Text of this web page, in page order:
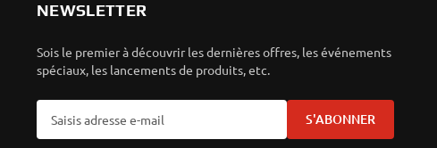
NEWSLETTER
Sois le premier à découvrir les dernières offres, les événements
spéciaux, les lancements de produits, etc.
S'ABONNER